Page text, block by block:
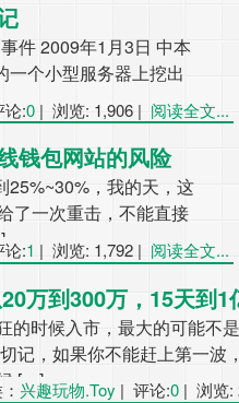
件 2009年1月3日 中本
一个小型服务器上挖出
论:0 | 浏览: 1,906 | 阅读全文...
钱包网站的风险
25%~30%，我的天，这
了一次重击，不能直接
论:1 | 浏览: 1,792 | 阅读全文...
到300万，15天到1亿4000万
的时候入市，最大的可能不
记，如果你不能赶上第一波
[…]
兴趣玩物.Toy | 评论:0 | 浏览: